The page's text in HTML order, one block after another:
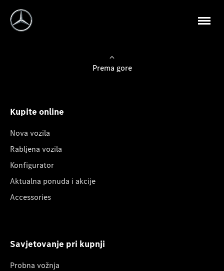
Prema gore
Kupite online
Nova vozila
Rabljena vozila
Konfigurator
Aktualna ponuda i akcije
Accessories
Savjetovanje pri kupnji
Probna vožnja